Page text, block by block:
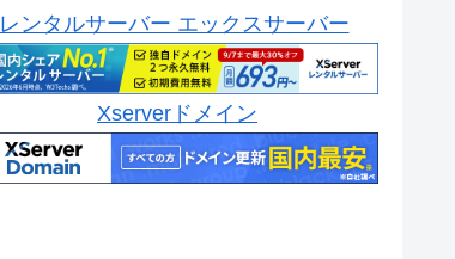
レンタルサーバー エックスサーバー
Xserverドメイン